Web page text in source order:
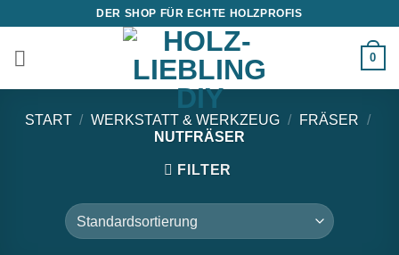
springen
DER SHOP FÜR ECHTE HOLZPROFIS
0
START / WERKSTATT & WERKZEUG / FRÄSER /
NUTFRÄSER
FILTER